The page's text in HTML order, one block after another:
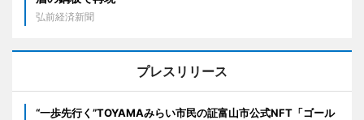
弘前経済新聞
プレスリリース
“一歩先行く”TOYAMAみらい市民の証富山市公式NFT「ゴール